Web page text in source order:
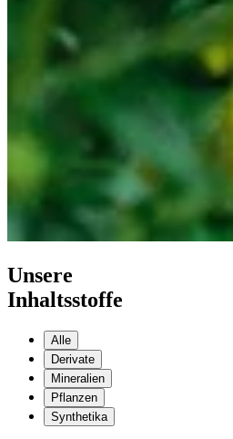
Unsere
Inhaltsstoffe
Alle
Derivate
Mineralien
Pflanzen
Synthetika